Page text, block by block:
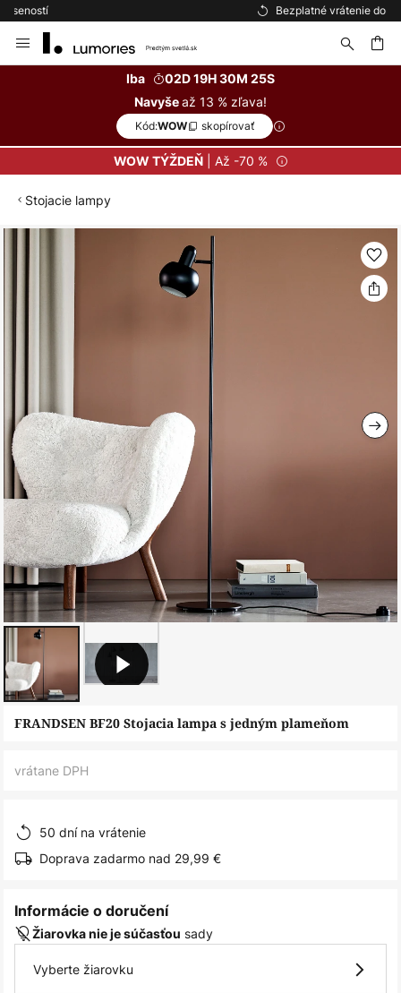
Bezplatné vrátenie do 50 dní
to
Iba
02D 19H 30M 25S
Navyšeaž 13 % zľava!
Kód:WOW skopírovať
WOW TÝŽDEŇ| Až -70 %
Stojacie lampy
koniec
galérie
Preskočiť
FRANDSEN BF20 Stojacia lampa s jedným plameňom
vrátane DPH
50 dní na vrátenie
Doprava zadarmo nad 29,99 €
Informácie o doručení
Žiarovka nie je súčasťou sady
Vyberte žiarovku